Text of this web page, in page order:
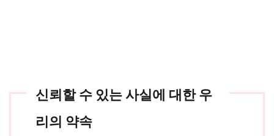
신뢰할 수 있는 사실에 대한 우
리의 약속